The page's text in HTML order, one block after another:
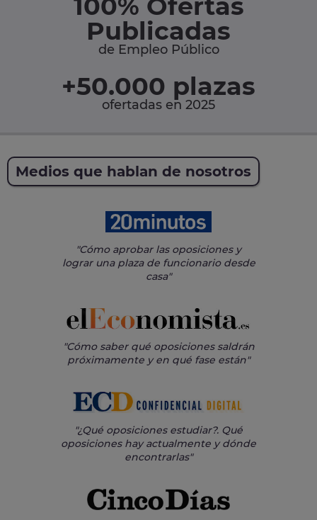
Publicadas
de Empleo Público
+50.000 plazas
ofertadas en 2025
Medios que hablan de nosotros
"Cómo aprobar las oposiciones y
lograr una plaza de funcionario desde
casa"
"Cómo saber qué oposiciones saldrán
próximamente y en qué fase están"
"¿Qué oposiciones estudiar?. Qué
oposiciones hay actualmente y dónde
encontrarlas"